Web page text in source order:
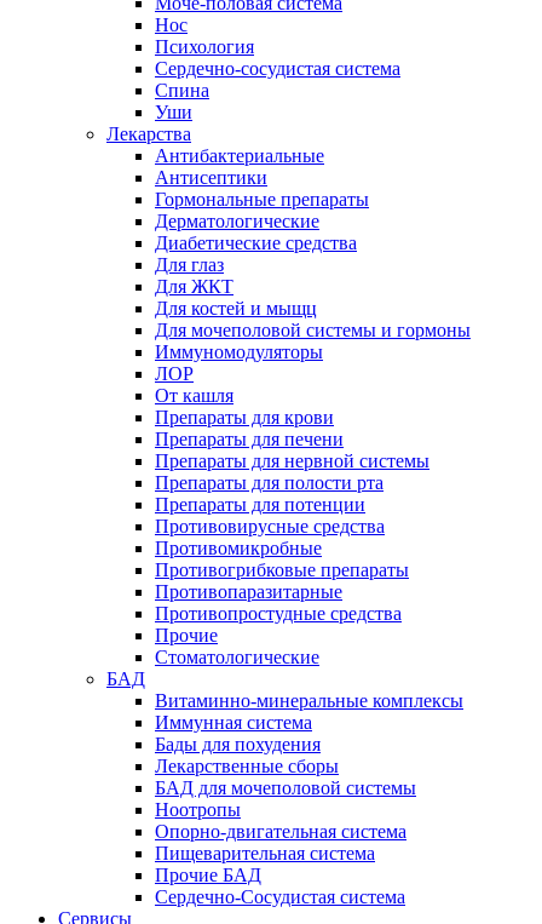
Нос
Психология
Сердечно-сосудистая система
Спина
Уши
Лекарства
Антибактериальные
Антисептики
Гормональные препараты
Дерматологические
Диабетические средства
Для глаз
Для ЖКТ
Для костей и мыщц
Для мочеполовой системы и гормоны
Иммуномодуляторы
ЛОР
От кашля
Препараты для крови
Препараты для печени
Препараты для нервной системы
Препараты для полости рта
Препараты для потенции
Противовирусные средства
Противомикробные
Противогрибковые препараты
Противопаразитарные
Противопростудные средства
Прочие
Стоматологические
БАД
Витаминно-минеральные комплексы
Иммунная система
Бады для похудения
Лекарственные сборы
БАД для мочеполовой системы
Ноотропы
Опорно-двигательная система
Пищеварительная система
Прочие БАД
Сердечно-Сосудистая система
Сервисы